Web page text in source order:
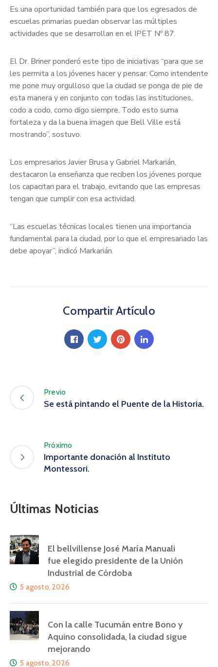
Es una oportunidad también para que los egresados de
escuelas primarias puedan observar las múltiples
actividades que se desarrollan en el IPET Nº 87.
El Dr. Briner ponderó este tipo de iniciativas “para que se
les permita a los jóvenes hacer y pensar. Como intendente
me pone muy orgulloso que la ciudad se ponga de pie de
esta manera y en conjunto con todas las instituciones,
codo a codo, como digo siempre. Todo esto suma
fortaleza y da la buena imagen que Bell Ville está
mostrando”, sostuvo.
Los empresarios Javier Brusa y Gabriel Markarián,
destacaron la enseñanza que reciben los jóvenes porque
los capacitan para el trabajo, evitando que las empresas
tengan que cumplir con esa actividad.
“Las escuelas técnicas locales tienen una importancia
fundamental para la ciudad, por lo que el empresariado las
debe apoyar”, indicó Markarián.
Compartir Artículo
Previo
Se está pintando el Puente de la Historia.
Próximo
Importante donación al Instituto
Montessori.
Últimas Noticias
El bellvillense José María Manuali
fue elegido presidente de la Unión
Industrial de Córdoba
5 agosto, 2026
Con la calle Tucumán entre Bono y
Aquino consolidada, la ciudad sigue
mejorando
5 agosto, 2026